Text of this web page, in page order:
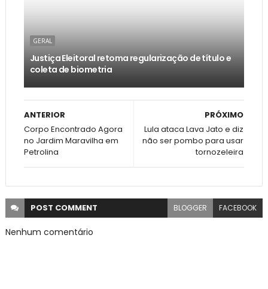
GERAL
Justiça Eleitoral retoma regularização de título e
coleta de biometria
PRÓXIMO
Lula ataca Lava Jato e diz
não ser pombo para usar
tornozeleira
ANTERIOR
Corpo Encontrado Agora
no Jardim Maravilha em
Petrolina
POST COMMENT BLOGGER FACEBOOK
Nenhum comentário